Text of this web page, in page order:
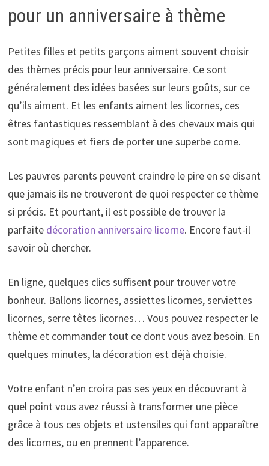
pour un anniversaire à thème
Petites filles et petits garçons aiment souvent choisir
des thèmes précis pour leur anniversaire. Ce sont
généralement des idées basées sur leurs goûts, sur ce
qu’ils aiment. Et les enfants aiment les licornes, ces
êtres fantastiques ressemblant à des chevaux mais qui
sont magiques et fiers de porter une superbe corne.
Les pauvres parents peuvent craindre le pire en se disant
que jamais ils ne trouveront de quoi respecter ce thème
si précis. Et pourtant, il est possible de trouver la
parfaite décoration anniversaire licorne. Encore faut-il
savoir où chercher.
En ligne, quelques clics suffisent pour trouver votre
bonheur. Ballons licornes, assiettes licornes, serviettes
licornes, serre têtes licornes… Vous pouvez respecter le
thème et commander tout ce dont vous avez besoin. En
quelques minutes, la décoration est déjà choisie.
Votre enfant n’en croira pas ses yeux en découvrant à
quel point vous avez réussi à transformer une pièce
grâce à tous ces objets et ustensiles qui font apparaître
des licornes, ou en prennent l’apparence.